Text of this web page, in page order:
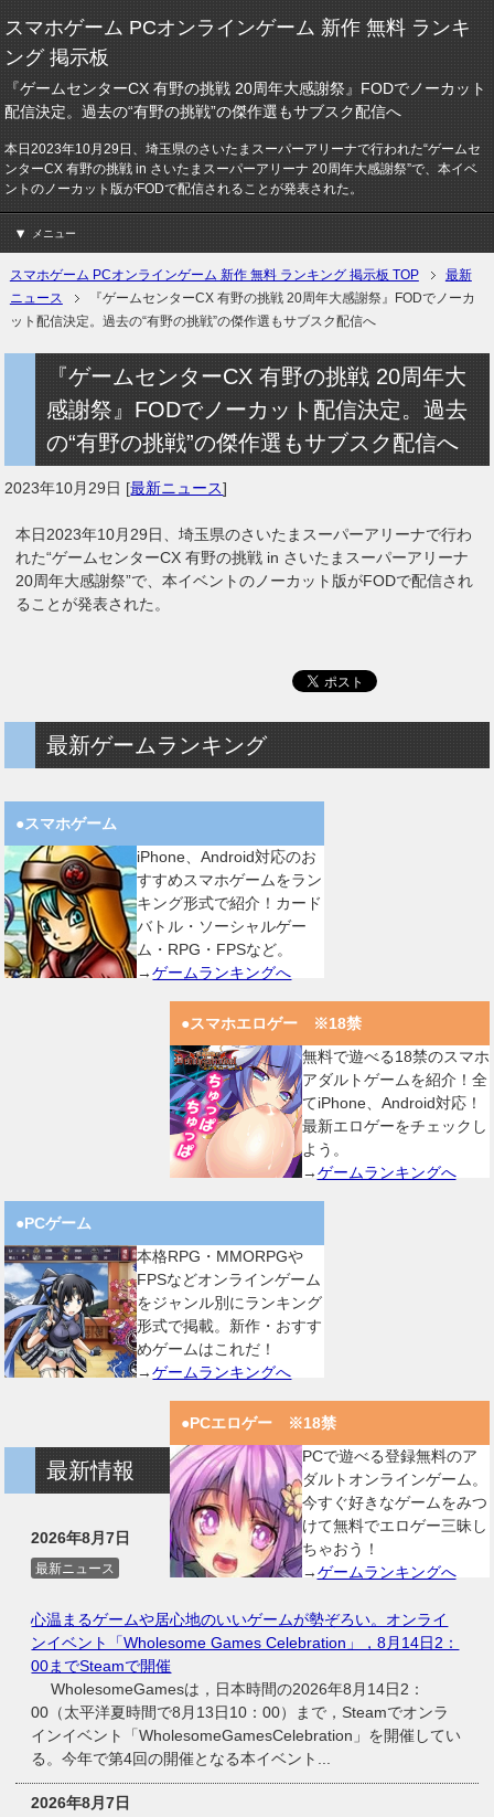
スマホゲーム PCオンラインゲーム 新作 無料 ランキ
ング 掲示板
『ゲームセンターCX 有野の挑戦 20周年大感謝祭』FODでノーカット
配信決定。過去の“有野の挑戦”の傑作選もサブスク配信へ
本日2023年10月29日、埼玉県のさいたまスーパーアリーナで行われた“ゲームセ
ンターCX 有野の挑戦 in さいたまスーパーアリーナ 20周年大感謝祭”で、本イベ
ントのノーカット版がFODで配信されることが発表された。
メニュー
スマホゲーム PCオンラインゲーム 新作 無料 ランキング 掲示板 TOP
最新
ニュース
『ゲームセンターCX 有野の挑戦 20周年大感謝祭』FODでノーカ
ット配信決定。過去の“有野の挑戦”の傑作選もサブスク配信へ
『ゲームセンターCX 有野の挑戦 20周年大
感謝祭』FODでノーカット配信決定。過去
の“有野の挑戦”の傑作選もサブスク配信へ
2023年10月29日 [最新ニュース]
本日2023年10月29日、埼玉県のさいたまスーパーアリーナで行わ
れた“ゲームセンターCX 有野の挑戦 in さいたまスーパーアリーナ
20周年大感謝祭”で、本イベントのノーカット版がFODで配信され
ることが発表された。
最新ゲームランキング
●スマホゲーム
iPhone、Android対応のお
すすめスマホゲームをラン
キング形式で紹介！カード
バトル・ソーシャルゲー
ム・RPG・FPSなど。
→ゲームランキングへ
●スマホエロゲー ※18禁
無料で遊べる18禁のスマホ
アダルトゲームを紹介！全
てiPhone、Android対応！
最新エロゲーをチェックし
よう。
→ゲームランキングへ
●PCゲーム
本格RPG・MMORPGや
FPSなどオンラインゲーム
をジャンル別にランキング
形式で掲載。新作・おすす
めゲームはこれだ！
→ゲームランキングへ
●PCエロゲー ※18禁
PCで遊べる登録無料のア
ダルトオンラインゲーム。
今すぐ好きなゲームをみつ
けて無料でエロゲー三昧し
ちゃおう！
→ゲームランキングへ
最新情報
2026年8月7日
最新ニュース
心温まるゲームや居心地のいいゲームが勢ぞろい。オンライ
ンイベント「Wholesome Games Celebration」，8月14日2：
00までSteamで開催
WholesomeGamesは，日本時間の2026年8月14日2：
00（太平洋夏時間で8月13日10：00）まで，Steamでオンラ
インイベント「WholesomeGamesCelebration」を開催してい
る。今年で第4回の開催となる本イベント...
2026年8月7日